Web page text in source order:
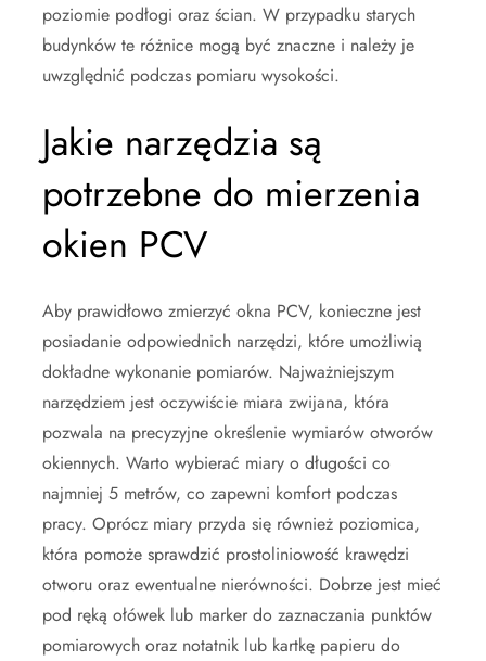
poziomie podłogi oraz ścian. W przypadku starych
budynków te różnice mogą być znaczne i należy je
uwzględnić podczas pomiaru wysokości.
Jakie narzędzia są
potrzebne do mierzenia
okien PCV
Aby prawidłowo zmierzyć okna PCV, konieczne jest
posiadanie odpowiednich narzędzi, które umożliwią
dokładne wykonanie pomiarów. Najważniejszym
narzędziem jest oczywiście miara zwijana, która
pozwala na precyzyjne określenie wymiarów otworów
okiennych. Warto wybierać miary o długości co
najmniej 5 metrów, co zapewni komfort podczas
pracy. Oprócz miary przyda się również poziomica,
która pomoże sprawdzić prostoliniowość krawędzi
otworu oraz ewentualne nierówności. Dobrze jest mieć
pod ręką ołówek lub marker do zaznaczania punktów
pomiarowych oraz notatnik lub kartkę papieru do